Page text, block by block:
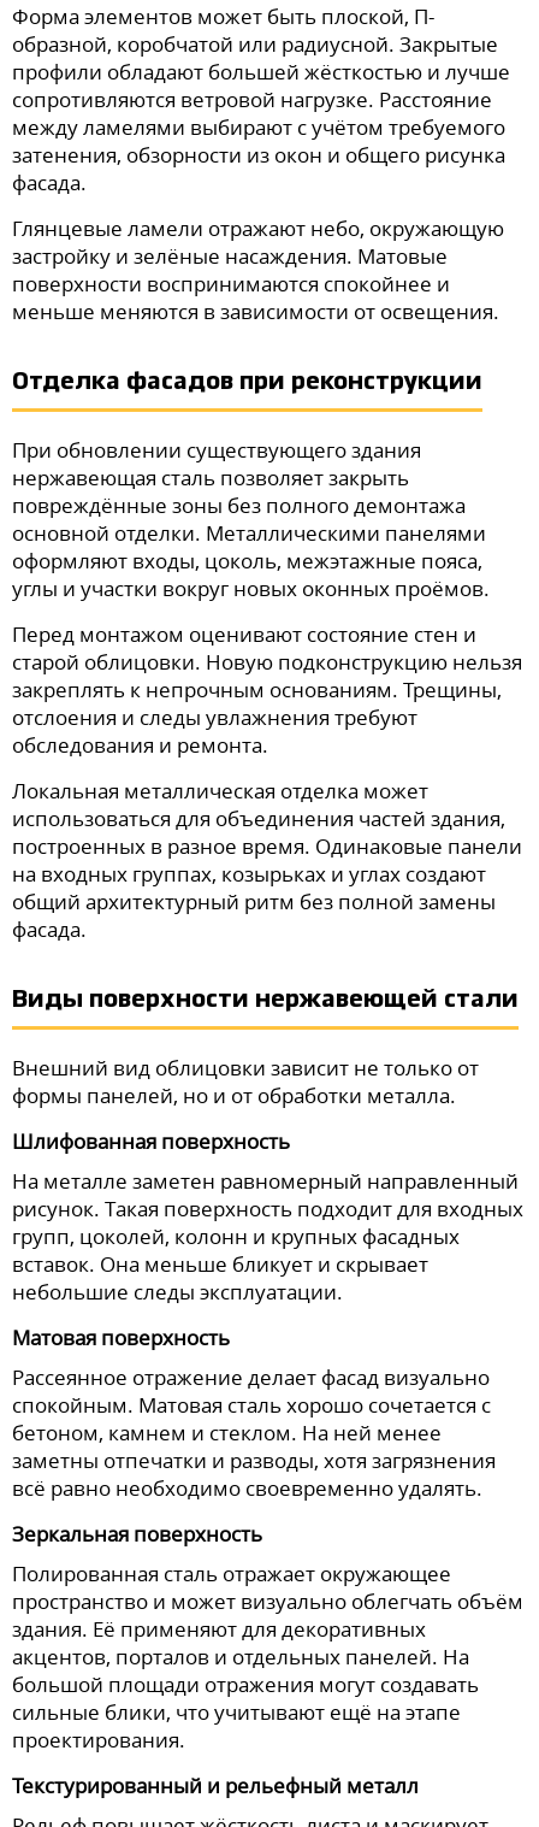
Форма элементов может быть плоской, П-
образной, коробчатой или радиусной. Закрытые
профили обладают большей жёсткостью и лучше
сопротивляются ветровой нагрузке. Расстояние
между ламелями выбирают с учётом требуемого
затенения, обзорности из окон и общего рисунка
фасада.
Глянцевые ламели отражают небо, окружающую
застройку и зелёные насаждения. Матовые
поверхности воспринимаются спокойнее и
меньше меняются в зависимости от освещения.
Отделка фасадов при реконструкции
При обновлении существующего здания
нержавеющая сталь позволяет закрыть
повреждённые зоны без полного демонтажа
основной отделки. Металлическими панелями
оформляют входы, цоколь, межэтажные пояса,
углы и участки вокруг новых оконных проёмов.
Перед монтажом оценивают состояние стен и
старой облицовки. Новую подконструкцию нельзя
закреплять к непрочным основаниям. Трещины,
отслоения и следы увлажнения требуют
обследования и ремонта.
Локальная металлическая отделка может
использоваться для объединения частей здания,
построенных в разное время. Одинаковые панели
на входных группах, козырьках и углах создают
общий архитектурный ритм без полной замены
фасада.
Виды поверхности нержавеющей стали
Внешний вид облицовки зависит не только от
формы панелей, но и от обработки металла.
Шлифованная поверхность
На металле заметен равномерный направленный
рисунок. Такая поверхность подходит для входных
групп, цоколей, колонн и крупных фасадных
вставок. Она меньше бликует и скрывает
небольшие следы эксплуатации.
Матовая поверхность
Рассеянное отражение делает фасад визуально
спокойным. Матовая сталь хорошо сочетается с
бетоном, камнем и стеклом. На ней менее
заметны отпечатки и разводы, хотя загрязнения
всё равно необходимо своевременно удалять.
Зеркальная поверхность
Полированная сталь отражает окружающее
пространство и может визуально облегчать объём
здания. Её применяют для декоративных
акцентов, порталов и отдельных панелей. На
большой площади отражения могут создавать
сильные блики, что учитывают ещё на этапе
проектирования.
Текстурированный и рельефный металл